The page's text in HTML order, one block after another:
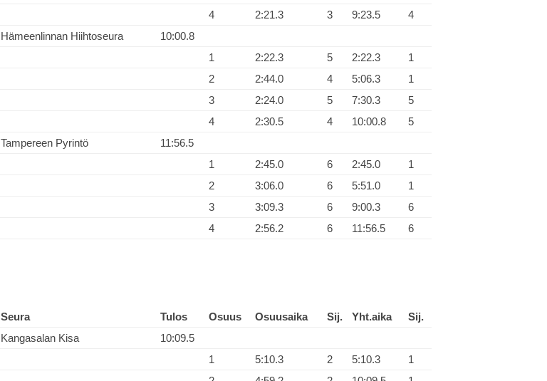
4 2:21.3 3 9:23.5
4
Hämeenlinnan Hiihtoseura
10:00.8
1 2:22.3 5 2:22.3
1
2 2:44.0 4 5:06.3
1
3 2:24.0 5 7:30.3
5
4 2:30.5 4 10:00.8
5
Tampereen Pyrintö
11:56.5
1 2:45.0 6 2:45.0
1
2 3:06.0 6 5:51.0
1
3 3:09.3 6 9:00.3
6
4 2:56.2 6 11:56.5 6
Seura Tulos Osuus Osuusaika Sij. Yht.aika
Sij.
Kangasalan Kisa
10:09.5
1 5:10.3 2 5:10.3
1